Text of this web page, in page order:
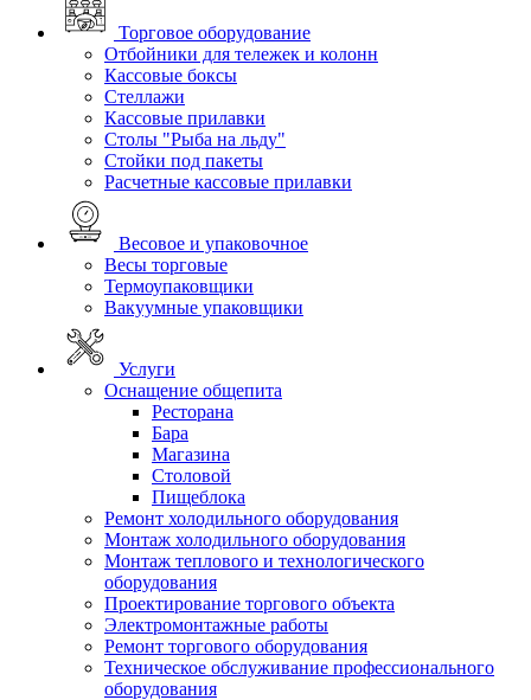
Торговое оборудование
Отбойники для тележек и колонн
Кассовые боксы
Стеллажи
Кассовые прилавки
Столы "Рыба на льду"
Стойки под пакеты
Расчетные кассовые прилавки
Весовое и упаковочное
Весы торговые
Термоупаковщики
Вакуумные упаковщики
Услуги
Оснащение общепита
Ресторана
Бара
Магазина
Столовой
Пищеблока
Ремонт холодильного оборудования
Монтаж холодильного оборудования
Монтаж теплового и технологического
оборудования
Проектирование торгового объекта
Электромонтажные работы
Ремонт торгового оборудования
Техническое обслуживание профессионального
оборудования